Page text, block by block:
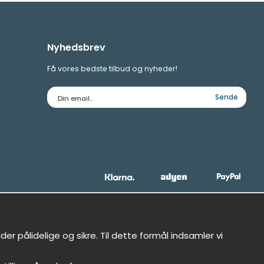
Nyhedsbrev
Få vores bedste tilbud og nyheder!
E-
mailadresse
Sende
pålidelige og sikre. Til dette formål indsamler vi